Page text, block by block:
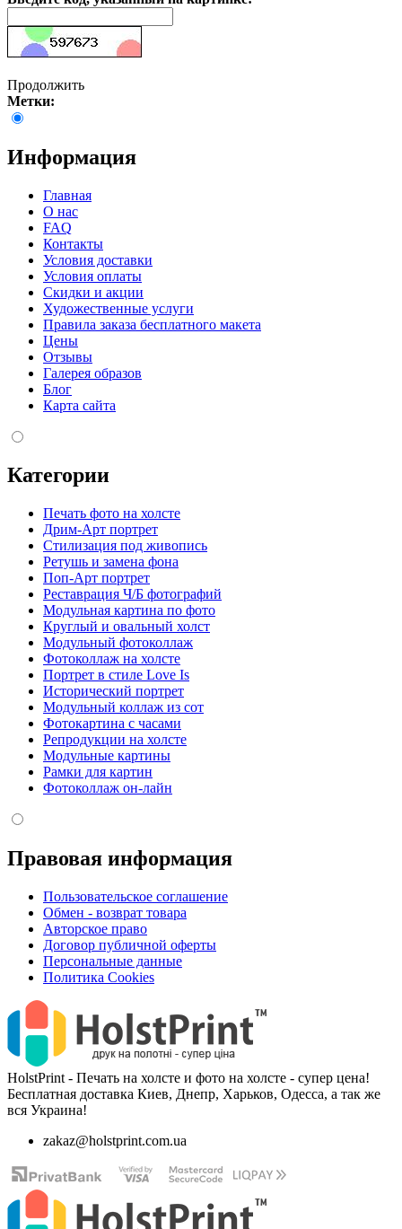
Продолжить
Метки:
Информация
Главная
О нас
FAQ
Контакты
Условия доставки
Условия оплаты
Скидки и акции
Художественные услуги
Правила заказа бесплатного макета
Цены
Отзывы
Галерея образов
Блог
Карта сайта
Категории
Печать фото на холсте
Дрим-Арт портрет
Стилизация под живопись
Ретушь и замена фона
Поп-Арт портрет
Реставрация Ч/Б фотографий
Модульная картина по фото
Круглый и овальный холст
Модульный фотоколлаж
Фотоколлаж на холсте
Портрет в стиле Love Is
Исторический портрет
Модульный коллаж из сот
Фотокартина с часами
Репродукции на холсте
Модульные картины
Рамки для картин
Фотоколлаж он-лайн
Правовая информация
Пользовательское соглашение
Обмен - возврат товара
Авторское право
Договор публичной оферты
Персональные данные
Политика Cookies
HolstPrint - Печать на холсте и фото на холсте - супер цена!
Бесплатная доставка Киев, Днепр, Харьков, Одесса, а так же
вся Украина!
zakaz@holstprint.com.ua